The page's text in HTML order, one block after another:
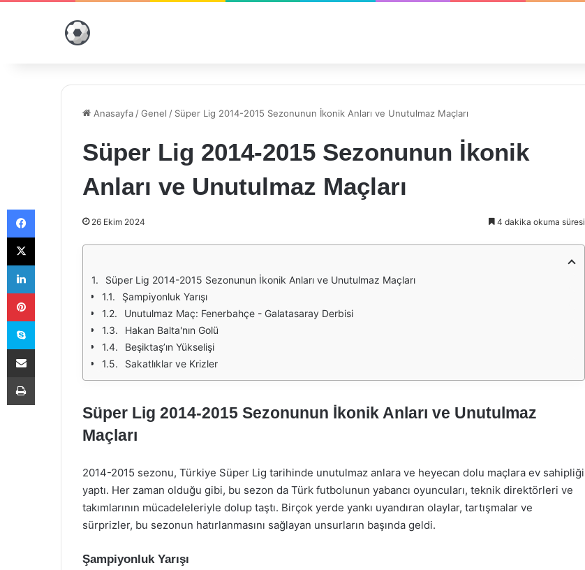
Anasayfa /Genel / Süper Lig 2014-2015 Sezonunun İkonik Anları ve Unutulmaz Maçları
Süper Lig 2014-2015 Sezonunun İkonik
Anları ve Unutulmaz Maçları
26 Ekim 2024 4 dakika okuma süresi
Süper Lig 2014-2015 Sezonunun İkonik Anları ve Unutulmaz Maçları
Şampiyonluk Yarışı
Unutulmaz Maç: Fenerbahçe - Galatasaray Derbisi
Hakan Balta'nın Golü
Beşiktaş’ın Yükselişi
Sakatlıklar ve Krizler
Süper Lig 2014-2015 Sezonunun İkonik Anları ve Unutulmaz
Maçları
2014-2015 sezonu, Türkiye Süper Lig tarihinde unutulmaz anlara ve heyecan dolu maçlara ev sahipliği
yaptı. Her zaman olduğu gibi, bu sezon da Türk futbolunun yabancı oyuncuları, teknik direktörleri ve
takımlarının mücadeleleriyle dolup taştı. Birçok yerde yankı uyandıran olaylar, tartışmalar ve
sürprizler, bu sezonun hatırlanmasını sağlayan unsurların başında geldi.
Şampiyonluk Yarışı
Facebook
X
LinkedIn
Pinterest
Skype
E-Posta ile paylaş